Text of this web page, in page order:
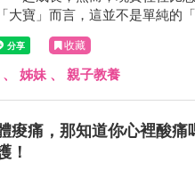
大寶」而言，這並不是單純的
化——空間要分享、玩具要讓出
收藏
、 姊妹、 親子教養
痠痛，那知道你心裡酸痛
！